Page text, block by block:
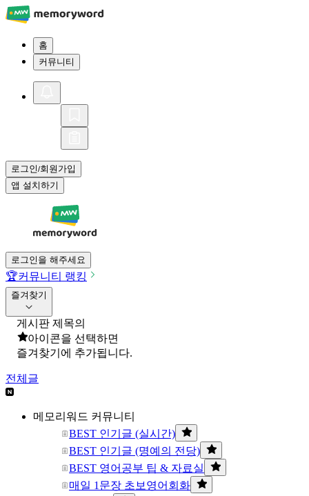
홈
커뮤니티
로그인/회원가입
앱 설치하기
로그인을 해주세요
🏆커뮤니티 랭킹
즐겨찾기
게시판 제목의
아이콘을 선택하면
즐겨찾기에 추가됩니다.
전체글
메모리워드 커뮤니티
BEST 인기글 (실시간)
BEST 인기글 (명예의 전당)
BEST 영어공부 팁 & 자료실
매일 1문장 초보영어회화